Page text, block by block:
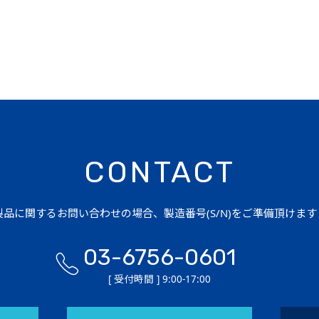
CONTACT
に関するお問い合わせの場合、製造番号(S/N)をご準備頂けます
03-6756-0601
[ 受付時間 ] 9:00-17:00